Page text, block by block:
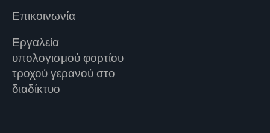
Επικοινωνία
Εργαλεία
υπολογισμού φορτίου
τροχού γερανού στο
διαδίκτυο